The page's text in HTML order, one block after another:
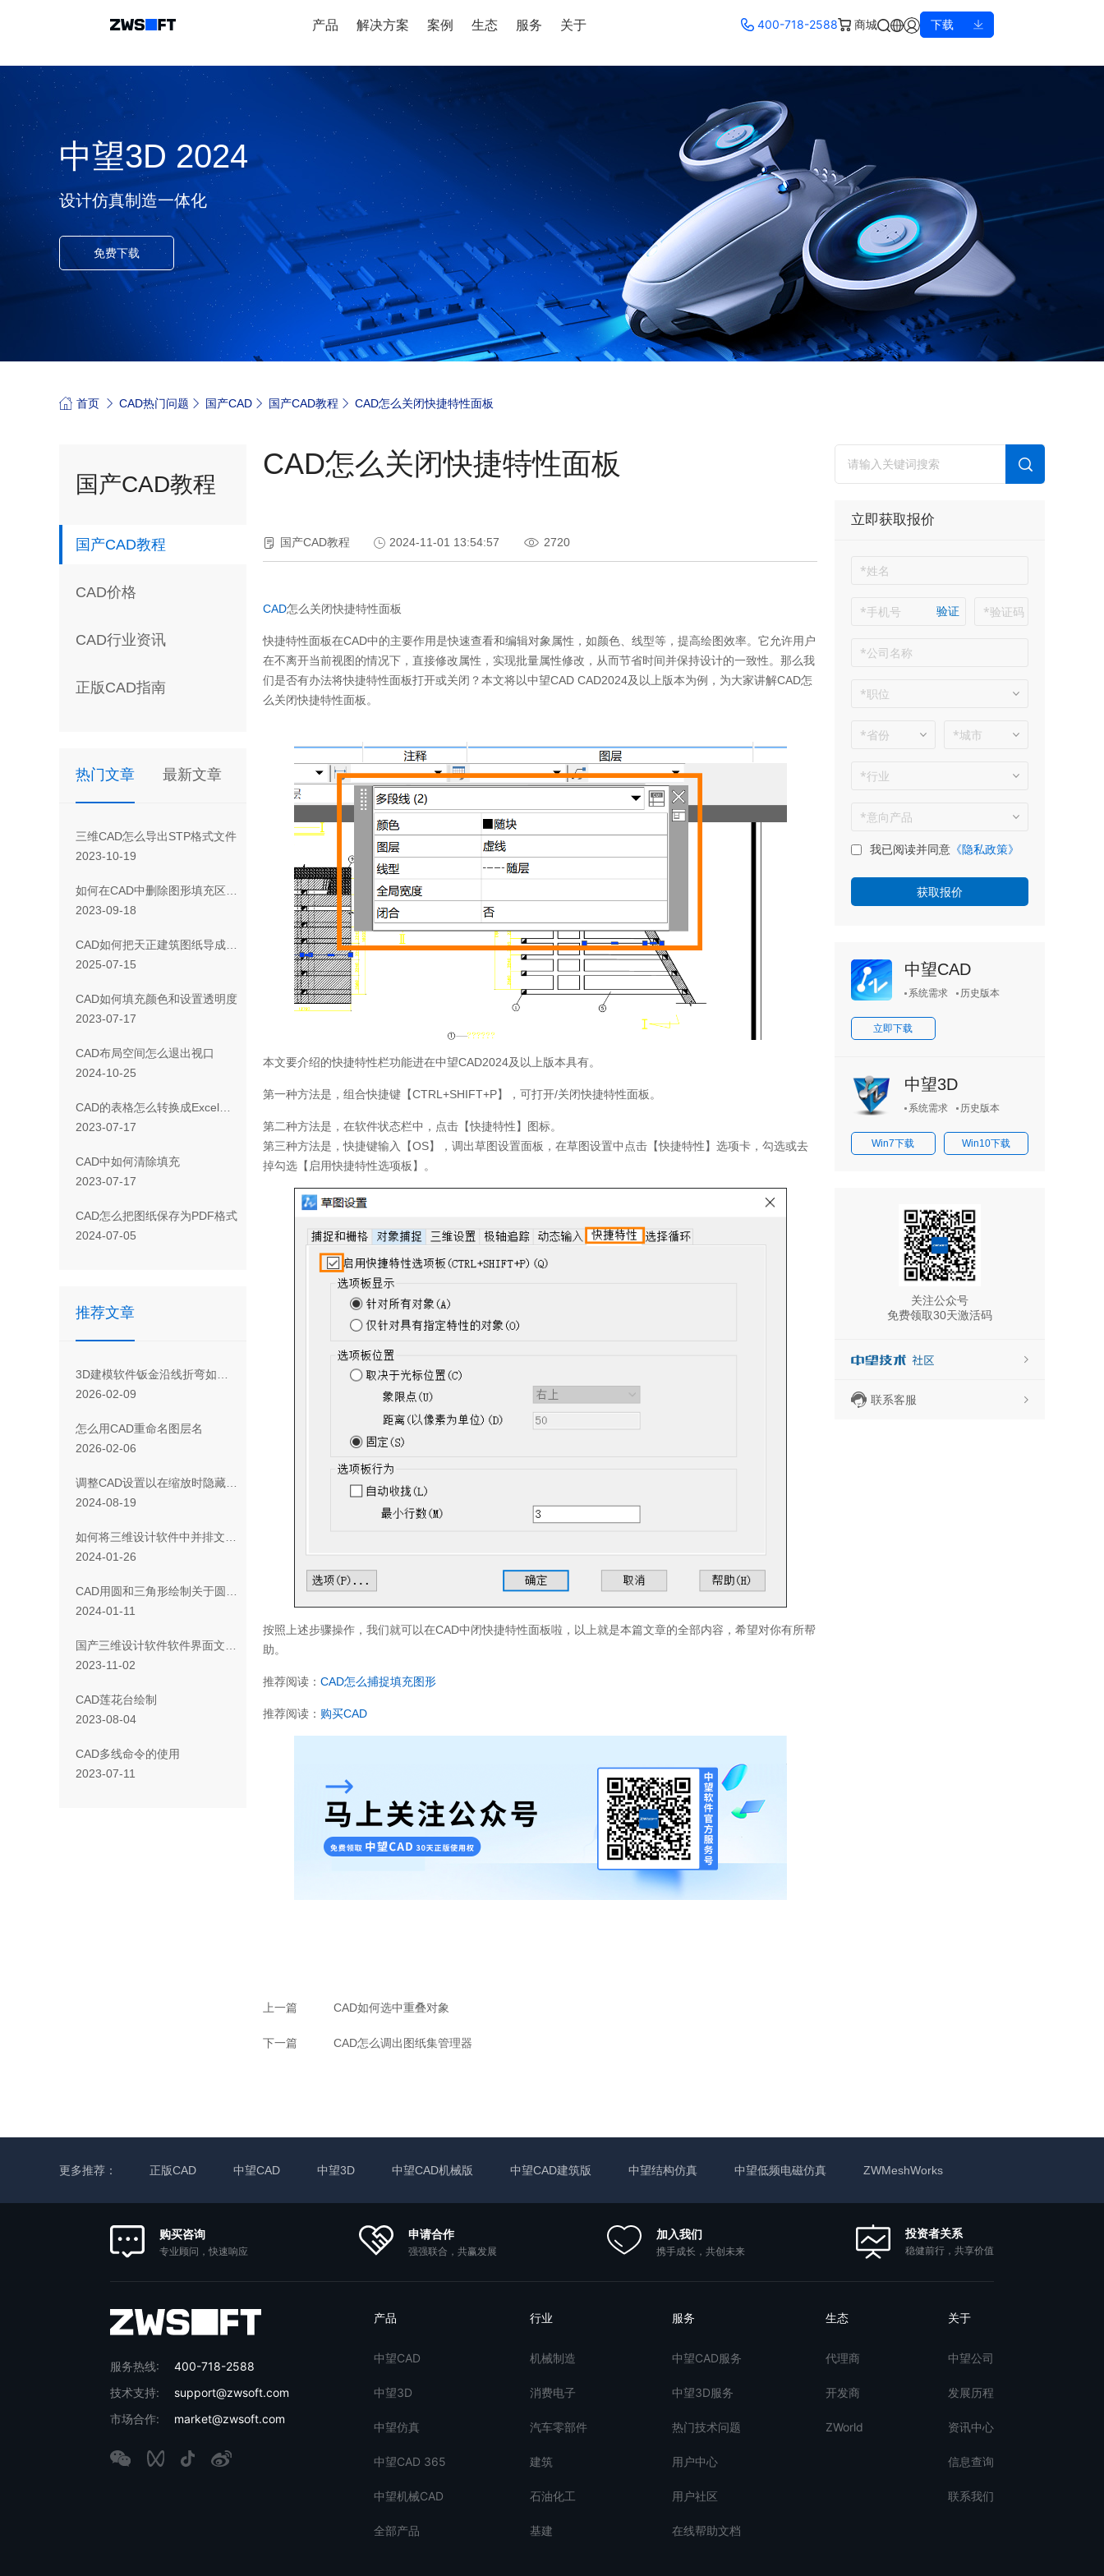
产品 解决方案 案例 生态 服务 关于 400-718-2588 商城 下载
中望3D 2024
设计仿真制造一体化
免费下载
首页 CAD热门问题 国产CAD 国产CAD教程 CAD怎么关闭快捷特性面板
国产CAD教程
国产CAD教程
CAD价格
CAD行业资讯
正版CAD指南
热门文章 最新文章
三维CAD怎么导出STP格式文件
2023-10-19
如何在CAD中删除图形填充区域的一部分
2023-09-18
CAD如何把天正建筑图纸导成天正T3/T8/T9格式版本
2025-07-15
CAD如何填充颜色和设置透明度
2023-07-17
CAD布局空间怎么退出视口
2024-10-25
CAD 的表格怎么转换成Excel表格
2023-07-17
CAD 中如何清除填充
2023-07-17
CAD怎么把图纸保存为PDF格式
2024-07-05
推荐文章
3D建模软件钣金沿线折弯如何创建小角度凸缘
2026-02-09
怎么用CAD重命名图层名
2026-02-06
调整CAD设置以在缩放时隐藏填充图案的方法
2024-08-19
如何将三维设计软件中并排文档选项卡设置成浮动窗口？
2024-01-26
CAD用圆和三角形绘制关于圆的创意图形
2024-01-11
国产三维设计软件软件界面文字显示异常怎么办
2023-11-02
CAD莲花台绘制
2023-08-04
CAD多线命令的使用
2023-07-11
CAD怎么关闭快捷特性面板
国产CAD教程 2024-11-01 13:54:57 2720
CAD怎么关闭快捷特性面板
快捷特性面板在CAD中的主要作用是快速查看和编辑对象属性，如颜色、线型等，提高绘图效率。它允许用户
在不离开当前视图的情况下，直接修改属性，实现批量属性修改，从而节省时间并保持设计的一致性。那么我
们是否有办法将快捷特性面板打开或关闭？本文将以中望CAD CAD2024及以上版本为例，为大家讲解CAD怎
么关闭快捷特性面板。
本文要介绍的快捷特性栏功能进在中望CAD2024及以上版本具有。
第一种方法是，组合快捷键【CTRL+SHIFT+P】，可打开/关闭快捷特性面板。
第二种方法是，在软件状态栏中，点击【快捷特性】图标。
第三种方法是，快捷键输入【OS】，调出草图设置面板，在草图设置中点击【快捷特性】选项卡，勾选或去
掉勾选【启用快捷特性选项板】。
按照上述步骤操作，我们就可以在CAD中闭快捷特性面板啦，以上就是本篇文章的全部内容，希望对你有所帮
助。
推荐阅读： CAD怎么捕捉填充图形
推荐阅读： 购买CAD
上一篇 CAD如何选中重叠对象
下一篇 CAD怎么调出图纸集管理器
立即获取报价
验证
我已阅读并同意 《隐私政策》
中望CAD
系统需求 历史版本
立即下载
中望3D
系统需求 历史版本
Win7下载 Win10下载
关注公众号
免费领取30天激活码
联系客服
更多推荐： 正版CAD 中望CAD 中望3D 中望CAD机械版 中望CAD建筑版 中望结构仿真 中望低频电磁仿真 ZWMeshWorks
购买咨询
专业顾问，快速响应
申请合作
强强联合，共赢发展
加入我们
携手成长，共创未来
投资者关系
稳健前行，共享价值
服务热线:
400-718-2588
技术支持:
support@zwsoft.com
市场合作:
market@zwsoft.com
产品
中望CAD
中望3D
中望仿真
中望CAD 365
中望机械CAD
全部产品
行业
机械制造
消费电子
汽车零部件
建筑
石油化工
基建
服务
中望CAD服务
中望3D服务
热门技术问题
用户中心
用户社区
在线帮助文档
生态
代理商
开发商
ZWorld
关于
中望公司
发展历程
资讯中心
信息查询
联系我们